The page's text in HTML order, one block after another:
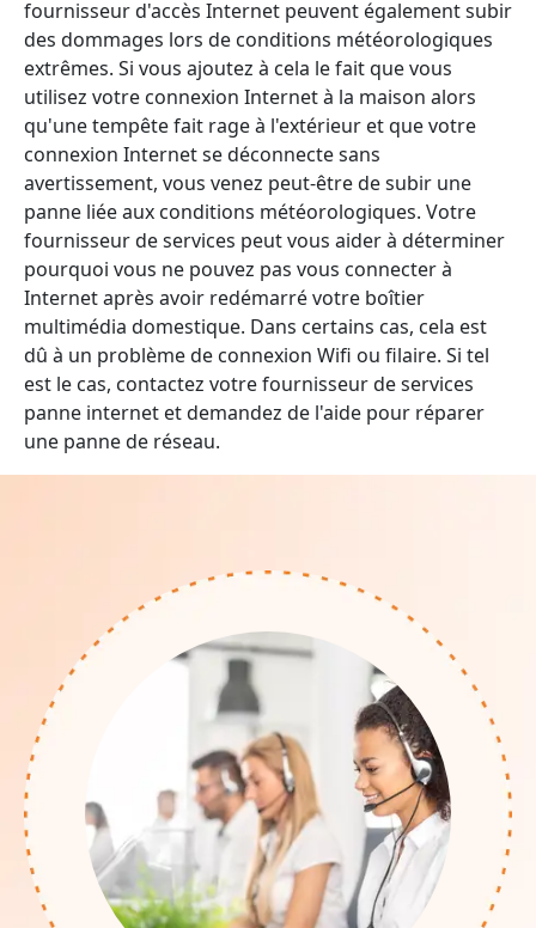
fournisseur d'accès Internet peuvent également subir
des dommages lors de conditions météorologiques
extrêmes. Si vous ajoutez à cela le fait que vous
utilisez votre connexion Internet à la maison alors
qu'une tempête fait rage à l'extérieur et que votre
connexion Internet se déconnecte sans
avertissement, vous venez peut-être de subir une
panne liée aux conditions météorologiques. Votre
fournisseur de services peut vous aider à déterminer
pourquoi vous ne pouvez pas vous connecter à
Internet après avoir redémarré votre boîtier
multimédia domestique. Dans certains cas, cela est
dû à un problème de connexion Wifi ou filaire. Si tel
est le cas, contactez votre fournisseur de services
panne internet et demandez de l'aide pour réparer
une panne de réseau.